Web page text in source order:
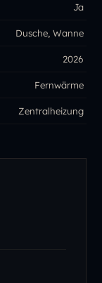
Ja
Dusche, Wanne
2026
Fernwärme
Zentralheizung